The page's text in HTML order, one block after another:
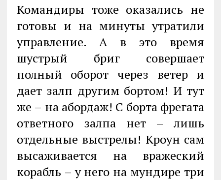
Командиры тоже оказались не
готовы и на минуты утратили
управление. А в это время
шустрый бриг совершает
полный оборот через ветер и
дает залп другим бортом! И тут
же – на абордаж! С борта фрегата
ответного залпа нет – лишь
отдельные выстрелы! Кроун сам
высаживается на вражеский
корабль – у него на мундире три